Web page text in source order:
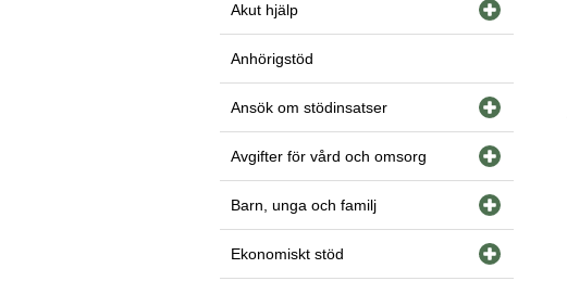
Akut hjälp
Anhörigstöd
Ansök om stödinsatser
Avgifter för vård och omsorg
Barn, unga och familj
Ekonomiskt stöd